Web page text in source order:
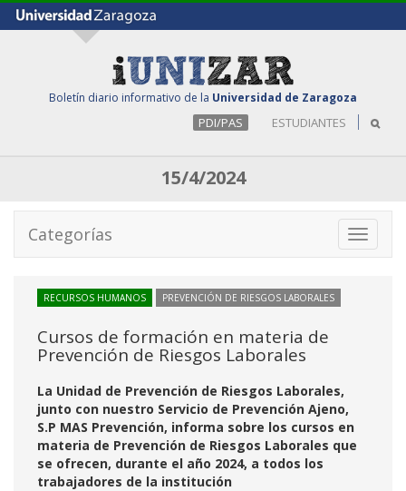
Boletín diario informativo de la Universidad de Zaragoza
PDI/PAS ESTUDIANTES
15/4/2024
Toggle
Categorías
RECURSOS HUMANOS PREVENCIÓN DE RIESGOS LABORALES
Cursos de formación en materia de
Prevención de Riesgos Laborales
La Unidad de Prevención de Riesgos Laborales,
junto con nuestro Servicio de Prevención Ajeno,
S.P MAS Prevención, informa sobre los cursos en
materia de Prevención de Riesgos Laborales que
se ofrecen, durante el año 2024, a todos los
trabajadores de la institución